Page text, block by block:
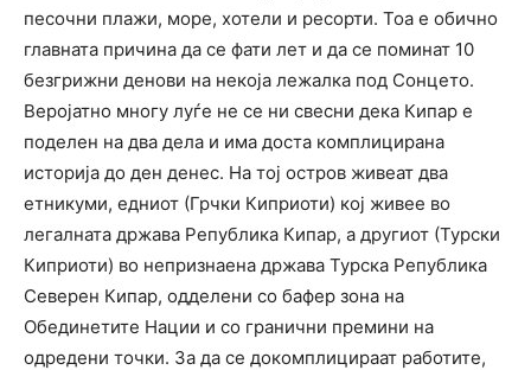
песочни плажи, море, хотели и ресорти. Тоа е обично
главната причина да се фати лет и да се поминат 10
безгрижни денови на некоја лежалка под Сонцето.
Веројатно многу луѓе не се ни свесни дека Кипар е
поделен на два дела и има доста комплицирана
историја до ден денес. На тој остров живеат два
етникуми, едниот (Грчки Киприоти) кој живее во
легалната држава Република Кипар, а другиот (Турски
Киприоти) во непризнаена држава Турска Република
Северен Кипар, одделени со бафер зона на
Обединетите Нации и со гранични премини на
одредени точки. За да се докомплицираат работите,